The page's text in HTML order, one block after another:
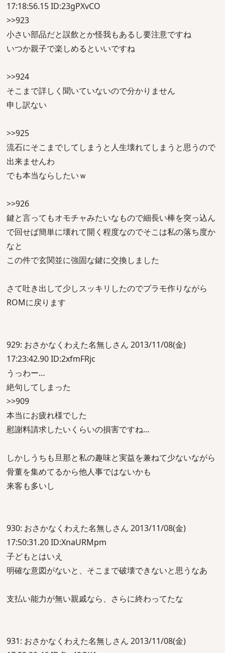
17:18:56.15 ID:23gPXvCO
>>923
小さい部品だと誤飲とか怪我もあるし要注意ですね
いつか親子で楽しめるといいですね
>>924
そこまで詳しく聞いていないので分かりません
申し訳ない
>>925
流石にそこまでしてしまうと人生壊れてしまうと思うので
出来ませんわ
でも本当ならしたいｗ
>>926
鍵と言ってもオモチャみたいなもので細長い棒を突っ込ん
で回せば簡単に壊れて開く程度なのでそこは私の落ち度か
なと
この件で玄関並に強固な鍵に交換しました
さて吐き出して少しスッキリしたのでプラモ作りながら
ROMに戻ります
929: おさかなくわえた名無しさん 2013/11/08(金)
17:23:42.90 ID:2xfmFRjc
うっわー…
絶句してしまった
>>909
本当にお疲れ様でした
慰謝料請求したいくらいの損害ですね…
しかしうちも旦那と私の趣味と実益を兼ねて少ないながら
骨董を集めてるから他人事ではないかも
来客も多いし
930: おさかなくわえた名無しさん 2013/11/08(金)
17:50:31.20 ID:XnaURMpm
子どもとはいえ
明確な意図がないと、そこまで破壊できないと思うなあ
支払い能力が無い親戚なら、さらに終わってたな
931: おさかなくわえた名無しさん 2013/11/08(金)